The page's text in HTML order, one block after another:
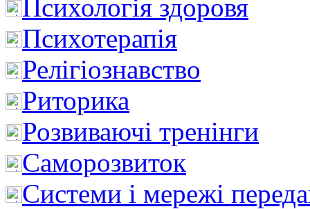
Психологія здоровя
Психотерапія
Релігіознавство
Риторика
Розвиваючі тренінги
Саморозвиток
Системи і мережі